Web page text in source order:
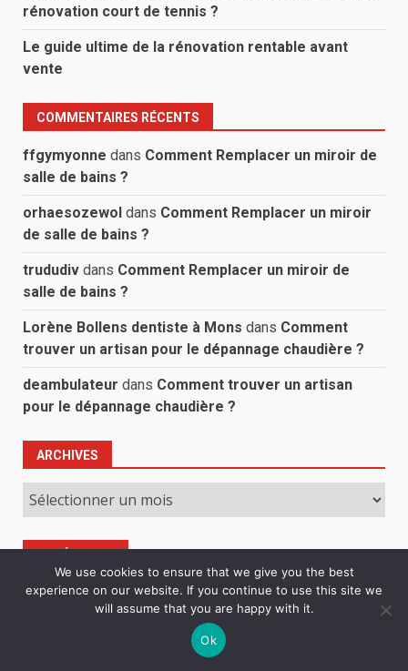
rénovation court de tennis ?
Le guide ultime de la rénovation rentable avant
vente
COMMENTAIRES RÉCENTS
ffgymyonne dans Comment Remplacer un miroir de
salle de bains ?
orhaesozewol dans Comment Remplacer un miroir
de salle de bains ?
trududiv dans Comment Remplacer un miroir de
salle de bains ?
Lorène Bollens dentiste à Mons dans Comment
trouver un artisan pour le dépannage chaudière ?
deambulateur dans Comment trouver un artisan
pour le dépannage chaudière ?
ARCHIVES
Archives
Catégories
We use cookies to ensure that we give you the best
experience on our website. If you continue to use this site we
will assume that you are happy with it.
Ok